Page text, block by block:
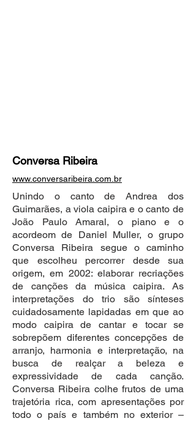
Conversa Ribeira
www.conversaribeira.com.br
Unindo o canto de Andrea dos
Guimarães, a viola caipira e o canto de
João Paulo Amaral, o piano e o
acordeom de Daniel Muller, o grupo
Conversa Ribeira segue o caminho
que escolheu percorrer desde sua
origem, em 2002: elaborar recriações
de canções da música caipira. As
interpretações do trio são sínteses
cuidadosamente lapidadas em que ao
modo caipira de cantar e tocar se
sobrepõem diferentes concepções de
arranjo, harmonia e interpretação, na
busca de realçar a beleza e
expressividade de cada canção.
Conversa Ribeira colhe frutos de uma
trajetória rica, com apresentações por
todo o país e também no exterior –